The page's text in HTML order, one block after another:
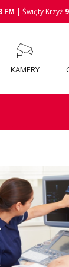
FM | Święty Krzyż
KAMERY